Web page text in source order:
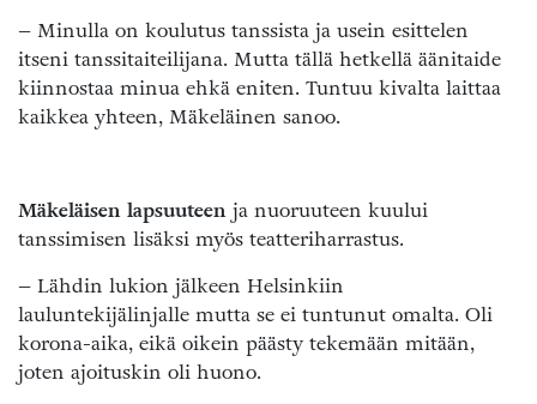
– Minulla on koulutus tanssista ja usein esittelen
itseni tanssitaiteilijana. Mutta tällä hetkellä äänitaide
kiinnostaa minua ehkä eniten. Tuntuu kivalta laittaa
kaikkea yhteen, Mäkeläinen sanoo.
Mäkeläisen lapsuuteen ja nuoruuteen kuului
tanssimisen lisäksi myös teatteriharrastus.
– Lähdin lukion jälkeen Helsinkiin
lauluntekijälinjalle mutta se ei tuntunut omalta. Oli
korona-aika, eikä oikein päästy tekemään mitään,
joten ajoituskin oli huono.